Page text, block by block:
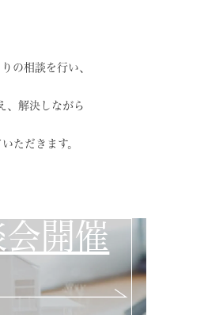
の相談を行い、
、解決しながら
ただきます。
開催